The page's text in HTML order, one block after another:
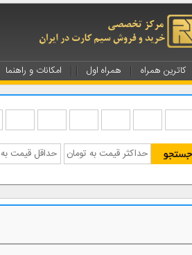
کاترین همراه همراه اول امکانات و راهنما